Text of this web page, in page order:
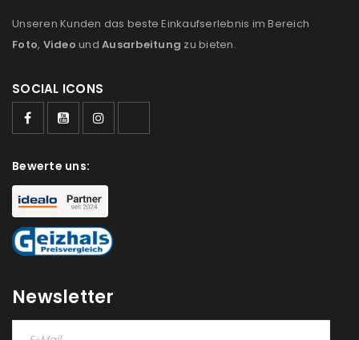
Benutzername oder E-Mail-Adresse
Unseren Kunden das beste Einkaufserlebnis im Bereich
Foto, Video und Ausarbeitung zu bieten.
SOCIAL ICONS
Bewerte uns:
Newsletter